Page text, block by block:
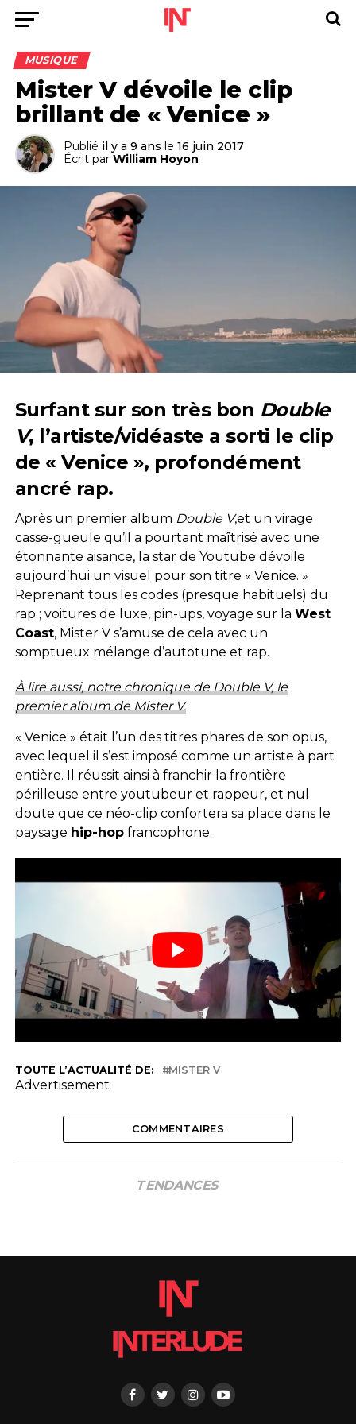
MUSIQUE
Mister V dévoile le clip
brillant de « Venice »
Publié il y a 9 ans le 16 juin 2017
Écrit par William Hoyon
Surfant sur son très bon Double
V, l’artiste/vidéaste a sorti le clip
de « Venice », profondément
ancré rap.
Après un premier album Double V,et un virage
casse-gueule qu’il a pourtant maîtrisé avec une
étonnante aisance, la star de Youtube dévoile
aujourd’hui un visuel pour son titre « Venice. »
Reprenant tous les codes (presque habituels) du
rap ; voitures de luxe, pin-ups, voyage sur la West
Coast, Mister V s’amuse de cela avec un
somptueux mélange d’autotune et rap.
À lire aussi, notre chronique de Double V, le
premier album de Mister V.
« Venice » était l’un des titres phares de son opus,
avec lequel il s’est imposé comme un artiste à part
entière. Il réussit ainsi à franchir la frontière
périlleuse entre youtubeur et rappeur, et nul
doute que ce néo-clip confortera sa place dans le
paysage hip-hopfrancophone.
TOUTE L’ACTUALITÉ DE: MISTER V
Advertisement
COMMENTAIRES
TENDANCES